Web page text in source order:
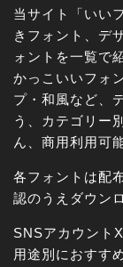
当サイト「いい
きフォント、デ
ォントを一覧で
かっこいいフォ
プ・和風など、
う、カテゴリー
ん、商用利用可
各フォントは配
認のうえダウン
SNSアカウント
用途別におすす